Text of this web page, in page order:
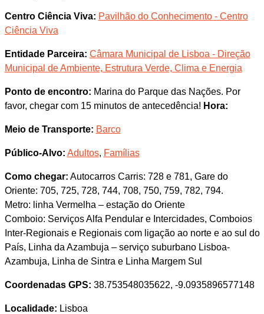
Centro Ciência Viva: Pavilhão do Conhecimento - Centro
Ciência Viva
Entidade Parceira: Câmara Municipal de Lisboa - Direção
Municipal de Ambiente, Estrutura Verde, Clima e Energia
Ponto de encontro: Marina do Parque das Nações. Por
favor, chegar com 15 minutos de antecedência! Hora:
Meio de Transporte: Barco
Público-Alvo: Adultos, Famílias
Como chegar: Autocarros Carris: 728 e 781, Gare do
Oriente: 705, 725, 728, 744, 708, 750, 759, 782, 794.
Metro: linha Vermelha – estação do Oriente
Comboio: Serviços Alfa Pendular e Intercidades, Comboios
Inter-Regionais e Regionais com ligação ao norte e ao sul do
País, Linha da Azambuja – serviço suburbano Lisboa-
Azambuja, Linha de Sintra e Linha Margem Sul
Coordenadas GPS: 38.753548035622, -9.0935896577148
Localidade: Lisboa